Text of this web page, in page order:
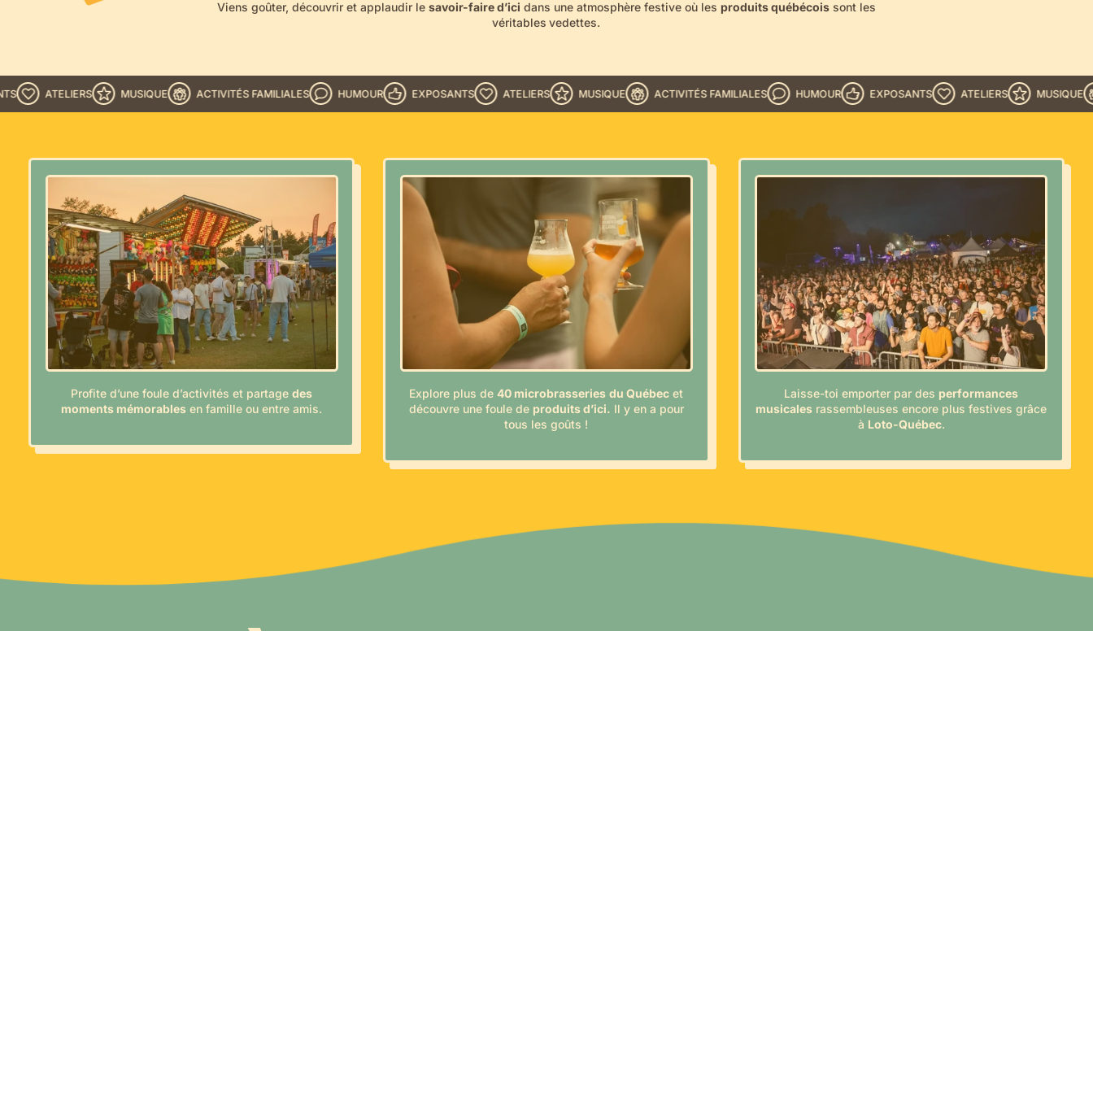
Viens goûter, découvrir et applaudir le savoir-faire d’ici dans une atmosphère festive où les produits québécoissont les
véritables vedettes.
ATELIERS MUSIQUE ACTIVITÉS FAMILIALES HUMOUR EXPOSANTS ATELIERS MUSIQUE ACTIVITÉS FAMILIALES HUMOUR EXPOSANTS ATELIERS MUSIQUE
Profite d’une foule d’activités et partagedes
moments mémorables en famille ou entre amis.
Explore plus de40 microbrasseries du Québec et
découvre une foule de produits d’ici. Il y en a pour
tous les goûts !
Laisse-toi emporter par des performances
musicales rassembleuses encore plus festives grâce
à Loto-Québec.